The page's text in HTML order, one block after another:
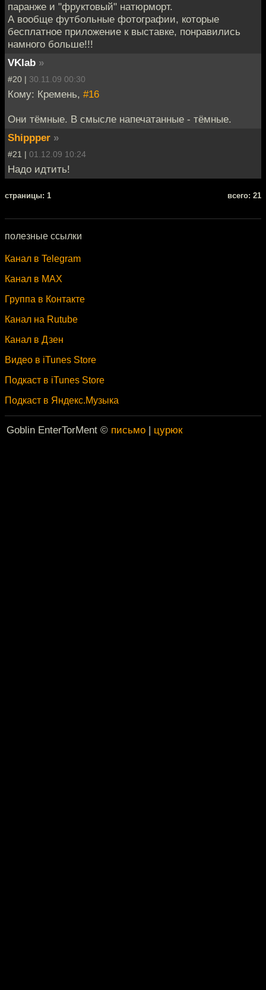
паранже и "фруктовый" натюрморт.
А вообще футбольные фотографии, которые
бесплатное приложение к выставке, понравились
намного больше!!!
VKlab »
#20 | 30.11.09 00:30
Кому: Кремень, #16
Они тёмные. В смысле напечатанные - тёмные.
Shippper »
#21 | 01.12.09 10:24
Надо идтить!
cтраницы: 1 всего: 21
полезные ссылки
Канал в Telegram
Канал в MAX
Группа в Контакте
Канал на Rutube
Канал в Дзен
Видео в iTunes Store
Подкаст в iTunes Store
Подкаст в Яндекс.Музыка
Goblin EnterTorMent © письмо | цурюк